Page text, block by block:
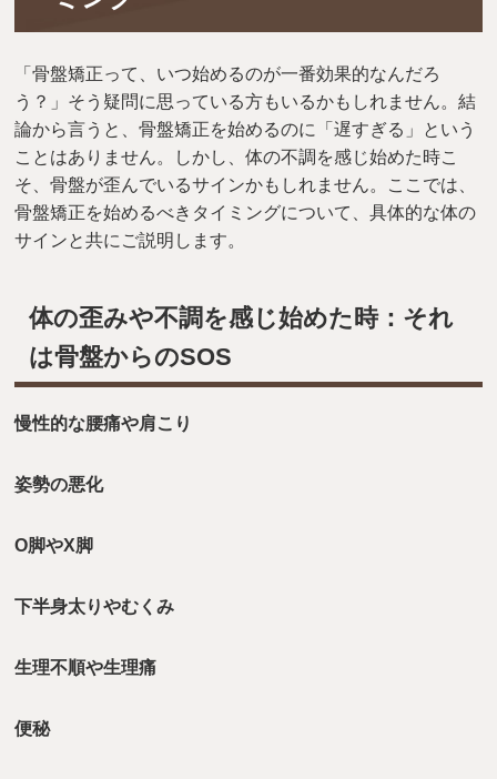
「骨盤矯正って、いつ始めるのが一番効果的なんだろ
う？」そう疑問に思っている方もいるかもしれません。結
論から言うと、骨盤矯正を始めるのに「遅すぎる」という
ことはありません。しかし、体の不調を感じ始めた時こ
そ、骨盤が歪んでいるサインかもしれません。ここでは、
骨盤矯正を始めるべきタイミングについて、具体的な体の
サインと共にご説明します。
体の歪みや不調を感じ始めた時：それ
は骨盤からのSOS
慢性的な腰痛や肩こり
姿勢の悪化
O脚やX脚
下半身太りやむくみ
生理不順や生理痛
便秘